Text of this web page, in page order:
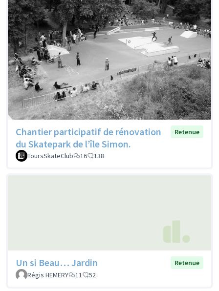
Chantier participatif de rénovation
du Skatepark de l’île Simon.
Retenue
ToursSkateClub 16 138
Un si Beau… Jardin
Retenue
Régis HEMERY
11 52